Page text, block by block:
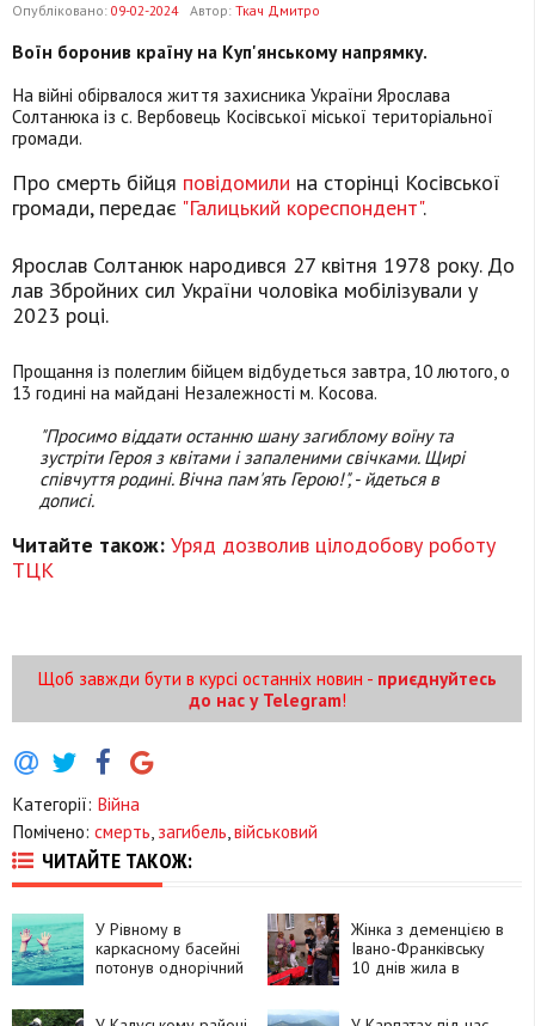
Опубліковано: 09-02-2024 Автор: Ткач Дмитро
Воїн боронив країну на Куп'янському напрямку.
На війні обірвалося життя захисника України Ярослава
Солтанюка із с. Вербовець Косівської міської територіальної
громади.
Про смерть бійця повідомили на сторінці Косівської
громади, передає "Галицький кореспондент".
Ярослав Солтанюк народився 27 квітня 1978 року. До
лав Збройних сил України чоловіка мобілізували у
2023 році.
Прощання із полеглим бійцем відбудеться завтра, 10 лютого, о
13 годині на майдані Незалежності м. Косова.
"Просимо віддати останню шану загиблому воїну та
зустріти Героя з квітами і запаленими свічками. Щирі
співчуття родині. Вічна пам'ять Герою!", - йдеться в
дописі.
Читайте також: Уряд дозволив цілодобову роботу
ТЦК
Щоб завжди бути в курсі останніх новин - приєднуйтесь
до нас у Telegram!
Категорії: Війна
Помічено: смерть, загибель,військовий
ЧИТАЙТЕ ТАКОЖ:
У Рівному в
каркасному басейні
потонув однорічний
Жінка з деменцією в
Івано-Франківську
10 днів жила в